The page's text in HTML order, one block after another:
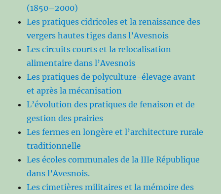
(1850–2000)
Les pratiques cidricoles et la renaissance des
vergers hautes tiges dans l’Avesnois
Les circuits courts et la relocalisation
alimentaire dans l’Avesnois
Les pratiques de polyculture-élevage avant
et après la mécanisation
L’évolution des pratiques de fenaison et de
gestion des prairies
Les fermes en longère et l’architecture rurale
traditionnelle
Les écoles communales de la IIIe République
dans l’Avesnois.
Les cimetières militaires et la mémoire des